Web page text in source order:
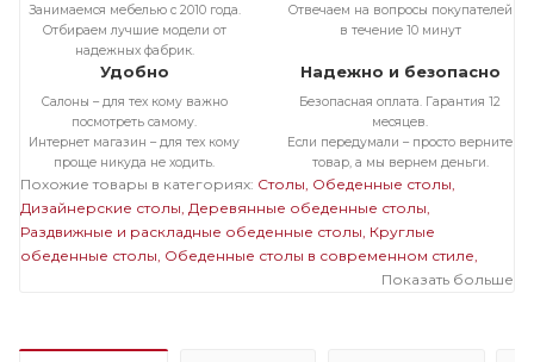
Занимаемся мебелью с 2010 года.
Отбираем лучшие модели от
надежных фабрик.
Отвечаем на вопросы покупателей
в течение 10 минут
Удобно
Салоны – для тех кому важно
посмотреть самому.
Интернет магазин – для тех кому
проще никуда не ходить.
Надежно и безопасно
Безопасная оплата. Гарантия 12
месяцев.
Если передумали – просто верните
товар, а мы вернем деньги.
Похожие товары в категориях: Столы Обеденные столы
Дизайнерские столы Деревянные обеденные столы
Раздвижные и раскладные обеденные столы Круглые
обеденные столы Обеденные столы в современном стиле
Деревянные дизайнерские
столы Деревянные круглые столы
Показать больше